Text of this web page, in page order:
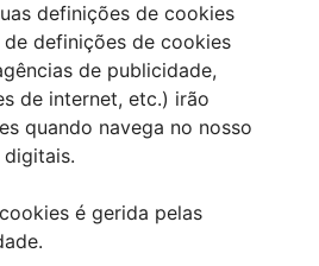
definições de cookies
definições de cookies
de publicidade,
de internet, etc.) irão
quando navega no nosso
é gerida pelas